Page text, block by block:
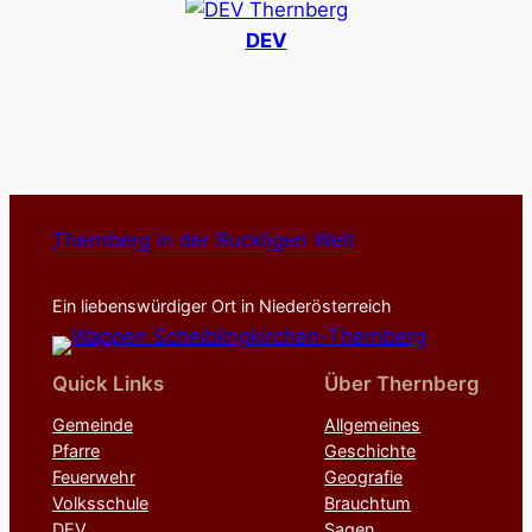
DEV
Thernberg in der Buckligen Welt
Ein liebenswürdiger Ort in Niederösterreich
Quick Links
Gemeinde
Pfarre
Feuerwehr
Volksschule
Über Thernberg
Allgemeines
Geschichte
Geografie
Brauchtum